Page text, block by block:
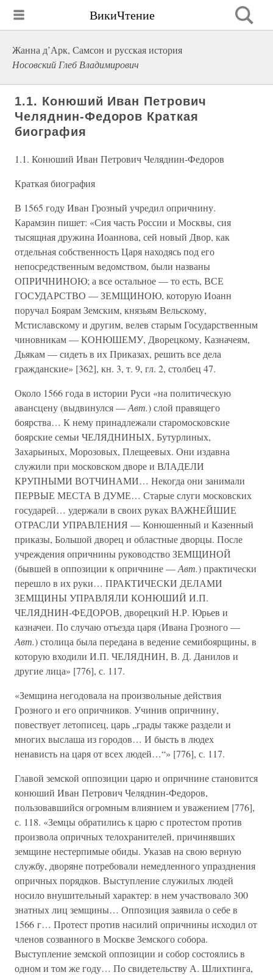
ВикиЧтение
Жанна д’Арк, Самсон и русская история
Носовский Глеб Владимирович
1.1. Конюший Иван Петрович
Челяднин-Федоров Краткая
биография
1.1. Конюший Иван Петрович Челяднин-Федоров
Краткая биография
В 1565 году Иван Грозный учредил опричнину.
Карамзин пишет: «Сия часть России и Москвы, сия
тысящная дружина Иоаннова, сей новый Двор, как
отдельная собственность Царя находясь под его
непосредственным ведомством, были названы
ОПРИЧНИНОЮ; а все остальное — то есть, ВСЕ
ГОСУДАРСТВО — ЗЕМЩИНОЮ, которую Иоанн
поручал Боярам Земским, князьям Вельскому,
Мстиславскому и другим, велев старым Государственным
чиновникам — КОНЮШЕМУ, Дворецкому, Казначеям,
Дьякам — сидеть в их Приказах, решить все дела
гражданские» [362], кн. 3, т. 9, гл. 2, столбец 47.
Около 1566 года в истории Руси «на политическую
авансцену (выдвинулся —Авт.) слой правящего
боярства… К нему принадлежали старомосковские
боярские семьи ЧЕЛЯДНИНЫХ, Бутурлиных,
Захарьиных, Морозовых, Плещеевых. Они издавна
служили при московском дворе и ВЛАДЕЛИ
КРУПНЫМИ ВОТЧИНАМИ… Некогда они занимали
ПЕРВЫЕ МЕСТА В ДУМЕ… Старые слуги московских
государей… удержали в своих руках ВАЖНЕЙШИЕ
ОТРАСЛИ УПРАВЛЕНИЯ — Конюшенный и Казенный
приказы, Большой дворец и областные дворцы. После
учреждения опричнины руководство ЗЕМЩИНОЙ
(бывшей в оппозиции к опричнине —Авт.) практически
перешло в их руки… ПРАКТИЧЕСКИ ДЕЛАМИ
ЗЕМЩИНЫ УПРАВЛЯЛИ КОНЮШИЙ И.П.
ЧЕЛЯДНИН-ФЕДОРОВ, дворецкий H.Р. Юрьев и
казначеи. По случаю отъезда царя (Ивана Грозного —
Авт.) столица была передана в ведение семибоярщины, в
которую входили И.П. ЧЕЛЯДНИН, В. Д. Данилов и
другие лица» [776], с. 117.
«Земщина негодовала на произвольные действия
Грозного и его опричников. Учинив опричнину,
повествует летописец, царь „грады также раздели и
многих выслаша из городов… И бысть в людех
ненависть на царя от всех людей…“» [776], с. 117.
Главой земской оппозиции царю и опричнине становится
конюший Иван Петрович Челяднин-Федоров,
пользовавшийся огромным влиянием и уважением [776],
с. 118. «Земцы обратились к царю с протестом против
произвола опричных телохранителей, причинявших
земщине нестерпимые обиды. Указав на свою верную
службу, дворяне потребовали немедленного упразднения
опричных порядков. Выступление служилых людей
носило внушительный характер: в нем участвовало 300
знатных лиц земщины… Оппозиция заявила о себе в
1566 г… Протест против насилий опричнины исходил от
членов созванного в Москве Земского собора.
Выступление земской оппозиции и собор состоялись в
одном и том же году… По свидетельству А. Шлихтинга,